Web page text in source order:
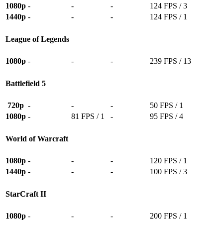
1080p - - -
124 FPS / 3
1440p - - - 124 FPS / 1
League of Legends
1080p - - - 239 FPS / 13
Battlefield 5
720p - - -
50 FPS / 1
1080p - 81 FPS / 1 - 95 FPS / 4
World of Warcraft
1080p - - -
120 FPS / 1
1440p - - - 100 FPS / 3
StarCraft II
1080p - - - 200 FPS / 1